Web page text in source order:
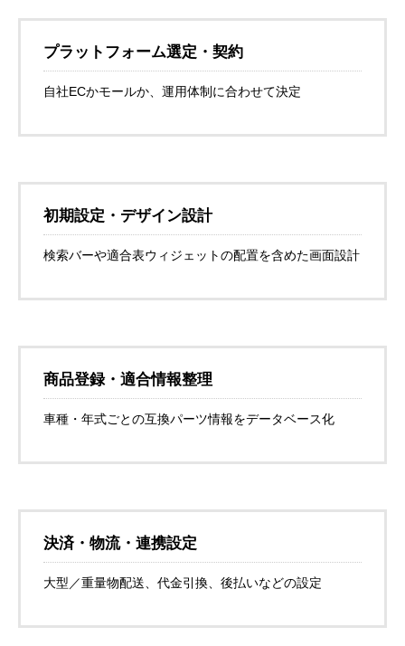
プラットフォーム選定・契約
自社ECかモールか、運用体制に合わせて決定
初期設定・デザイン設計
検索バーや適合表ウィジェットの配置を含めた画面設計
商品登録・適合情報整理
車種・年式ごとの互換パーツ情報をデータベース化
決済・物流・連携設定
大型／重量物配送、代金引換、後払いなどの設定